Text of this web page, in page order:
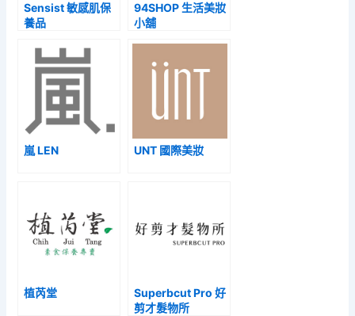
Sensist 敏感肌保
養品
94SHOP 生活美妝
小舖
嵐 LEN UNT 國際美妝
植芮堂
Superbcut Pro 好
剪才髮物所